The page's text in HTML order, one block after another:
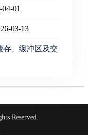
04-01
03-13
存、缓冲区及交
Reserved.